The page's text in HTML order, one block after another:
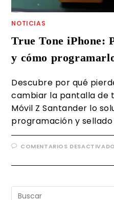
NOTICIAS
True Tone iPhone:
y cómo
Descubre por qué
cambiar la pantalla de
Móvil Z Santander lo
programación y
COMENTARIOS